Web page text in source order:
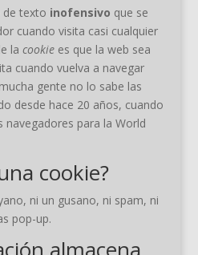
texto inofensivo que se
cuando visita casi cualquier
la cookiees que la web sea
cuando vuelva a navegar
gente no lo sabe las
desde hace 20 años, cuando
para la World
cookie?
ni un gusano, ni spam, ni
pop-up.